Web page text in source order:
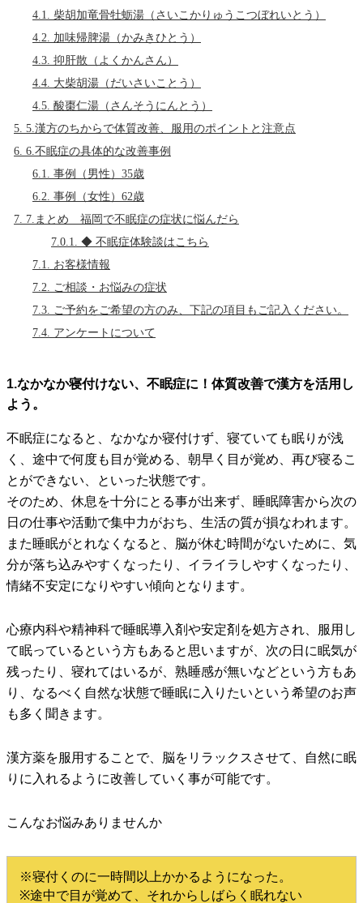
4.1. 柴胡加竜骨牡蛎湯（さいこかりゅうこつぼれいとう）
4.2. 加味帰脾湯（かみきひとう）
4.3. 抑肝散（よくかんさん）
4.4. 大柴胡湯（だいさいことう）
4.5. 酸棗仁湯（さんそうにんとう）
5. 5.漢方のちからで体質改善、服用のポイントと注意点
6. 6.不眠症の具体的な改善事例
6.1. 事例（男性）35歳
6.2. 事例（女性）62歳
7. 7.まとめ 福岡で不眠症の症状に悩んだら
7.0.1. ◆ 不眠症体験談はこちら
7.1. お客様情報
7.2. ご相談・お悩みの症状
7.3. ご予約をご希望の方のみ、下記の項目もご記入ください。
7.4. アンケートについて
1.なかなか寝付けない、不眠症に！体質改善で漢方を活用し
よう。
不眠症になると、なかなか寝付けず、寝ていても眠りが浅
く、途中で何度も目が覚める、朝早く目が覚め、再び寝るこ
とができない、といった状態です。
そのため、休息を十分にとる事が出来ず、睡眠障害から次の
日の仕事や活動で集中力がおち、生活の質が損なわれます。
また睡眠がとれなくなると、脳が休む時間がないために、気
分が落ち込みやすくなったり、イライラしやすくなったり、
情緒不安定になりやすい傾向となります。
心療内科や精神科で睡眠導入剤や安定剤を処方され、服用し
て眠っているという方もあると思いますが、次の日に眠気が
残ったり、 寝れてはいるが、熟睡感が無いなどという方もあ
り、なるべく自然な状態で睡眠に入りたいという希望のお声
も多く聞きます。
漢方薬を服用することで、脳をリラックスさせて、自然に眠
りに入れるように改善していく事が可能です。
こんなお悩みありませんか
※寝付くのに一時間以上かかるようになった。
※途中で目が覚めて、それからしばらく眠れない